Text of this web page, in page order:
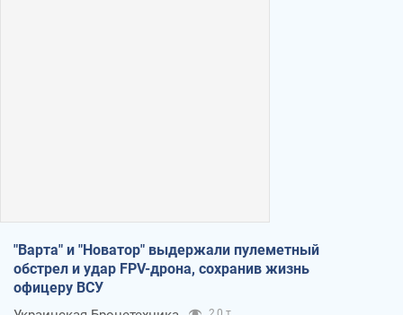
"Варта" и "Новатор" выдержали пулеметный
обстрел и удар FPV-дрона, сохранив жизнь
офицеру ВСУ